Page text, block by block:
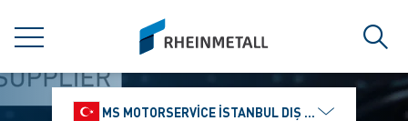
MENÜ
siteLogo
MS MOTORSERVICE İSTANBUL DIŞ TICARET VE